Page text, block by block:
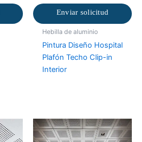
Enviar solicitud
Hebilla de aluminio
Pintura Diseño Hospital
Plafón Techo Clip-in
Interior